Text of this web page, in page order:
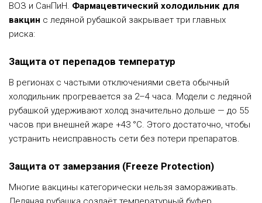
ВОЗ и СанПиН. Фармацевтический холодильник для
вакцин с ледяной рубашкой закрывает три главных
риска:
Защита от перепадов температур
В регионах с частыми отключениями света обычный
холодильник прогревается за 2–4 часа. Модели с ледяной
рубашкой удерживают холод значительно дольше — до 55
часов при внешней жаре +43 °C. Этого достаточно, чтобы
устранить неисправность сети без потери препаратов.
Защита от замерзания (Freeze Protection)
Многие вакцины категорически нельзя замораживать.